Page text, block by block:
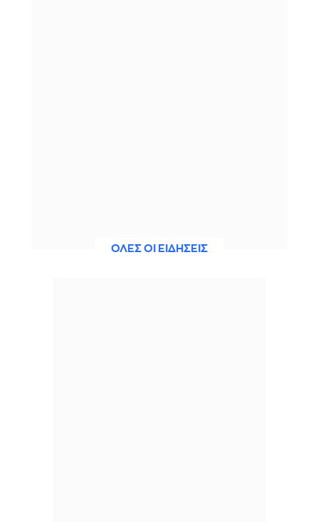
ΟΛΕΣ ΟΙ ΕΙΔΗΣΕΙΣ